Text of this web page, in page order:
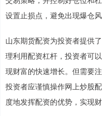
设置止损点，避免出现爆仓风
山东期货配资为投资者提供
理利用配资杠杆，投资者可
现财富的快速增长。但需要
投资者应谨慎操作网上炒股
度地发挥配资的优势，实现财